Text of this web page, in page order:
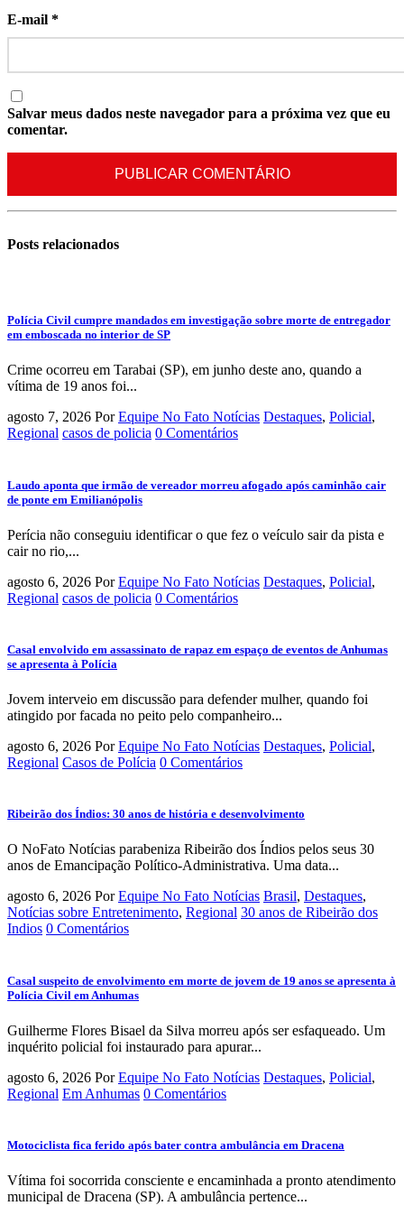
E-mail *
Salvar meus dados neste navegador para a próxima vez que eu
comentar.
Posts relacionados
Polícia Civil cumpre mandados em investigação sobre morte de entregador
em emboscada no interior de SP
Crime ocorreu em Tarabai (SP), em junho deste ano, quando a
vítima de 19 anos foi...
agosto 7, 2026 Por Equipe No Fato Notícias Destaques, Policial,
Regional casos de policia 0 Comentários
Laudo aponta que irmão de vereador morreu afogado após caminhão cair
de ponte em Emilianópolis
Perícia não conseguiu identificar o que fez o veículo sair da pista e
cair no rio,...
agosto 6, 2026 Por Equipe No Fato Notícias Destaques, Policial,
Regional casos de policia 0 Comentários
Casal envolvido em assassinato de rapaz em espaço de eventos de Anhumas
se apresenta à Polícia
Jovem interveio em discussão para defender mulher, quando foi
atingido por facada no peito pelo companheiro...
agosto 6, 2026 Por Equipe No Fato Notícias Destaques, Policial,
Regional Casos de Polícia 0 Comentários
Ribeirão dos Índios: 30 anos de história e desenvolvimento
O NoFato Notícias parabeniza Ribeirão dos Índios pelos seus 30
anos de Emancipação Político-Administrativa. Uma data...
agosto 6, 2026 Por Equipe No Fato Notícias Brasil, Destaques,
Notícias sobre Entretenimento, Regional 30 anos de Ribeirão dos
Indios 0 Comentários
Casal suspeito de envolvimento em morte de jovem de 19 anos se apresenta à
Polícia Civil em Anhumas
Guilherme Flores Bisael da Silva morreu após ser esfaqueado. Um
inquérito policial foi instaurado para apurar...
agosto 6, 2026 Por Equipe No Fato Notícias Destaques, Policial,
Regional Em Anhumas 0 Comentários
Motociclista fica ferido após bater contra ambulância em Dracena
Vítima foi socorrida consciente e encaminhada a pronto atendimento
municipal de Dracena (SP). A ambulância pertence...